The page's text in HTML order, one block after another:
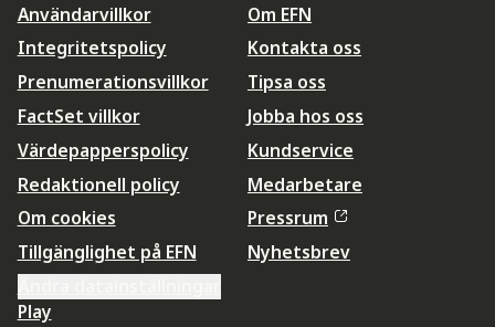
Användarvillkor
Integritetspolicy
Prenumerationsvillkor
FactSet villkor
Värdepapperspolicy
Redaktionell policy
Om cookies
Tillgänglighet på EFN
Om EFN
Kontakta oss
Tipsa oss
Jobba hos oss
Kundservice
Medarbetare
Pressrum
Nyhetsbrev
Play